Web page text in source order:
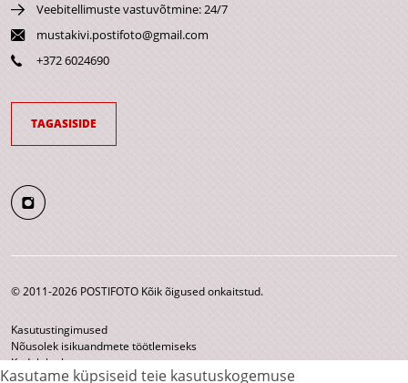
Kasutame küpsiseid teie kasutuskogemuse
Veebitellimuste vastuvõtmine: 24/7
mustakivi.postifoto@gmail.com
+372 6024690
TAGASISIDE
© 2011-2026 POSTIFOTO Kõik õigused onkaitstud.
Kasutustingimused
Nõusolek isikuandmete töötlemiseks
Kodulehe kaart